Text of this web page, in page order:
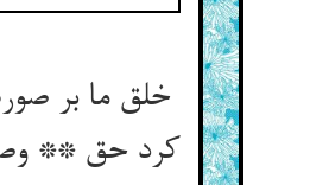
خلق ما بر
کرد حق **